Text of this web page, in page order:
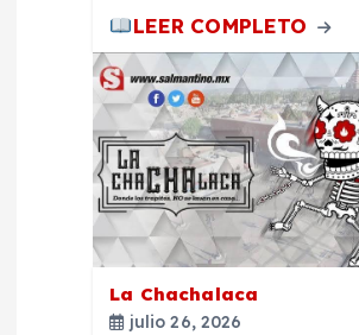
LEER COMPLETO
La Chachalaca
julio 26, 2026